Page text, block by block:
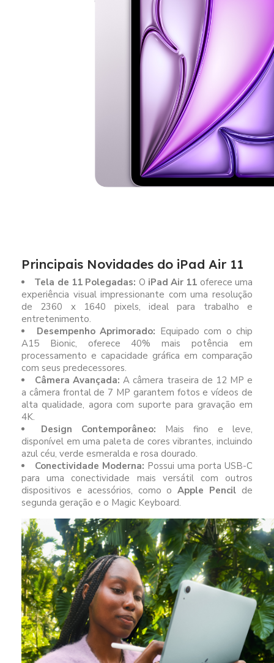
Principais Novidades do iPad Air 11
Tela de 11 Polegadas: O iPad Air 11 oferece uma
experiência visual impressionante com uma resolução
de 2360 x 1640 pixels, ideal para trabalho e
entretenimento.
Desempenho Aprimorado: Equipado com o chip
A15 Bionic, oferece 40% mais potência em
processamento e capacidade gráfica em comparação
com seus predecessores.
Câmera Avançada: A câmera traseira de 12 MP e
a câmera frontal de 7 MP garantem fotos e vídeos de
alta qualidade, agora com suporte para gravação em
4K.
Design Contemporâneo: Mais fino e leve,
disponível em uma paleta de cores vibrantes, incluindo
azul céu, verde esmeralda e rosa dourado.
Conectividade Moderna: Possui uma porta USB-C
para uma conectividade mais versátil com outros
dispositivos e acessórios, como oApple Pencil de
segunda geração e o Magic Keyboard.